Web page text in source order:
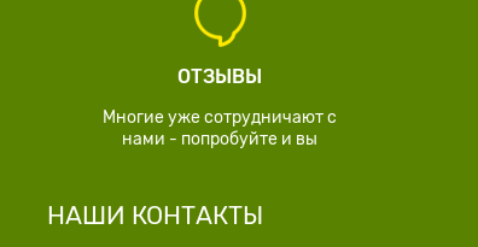
ОТЗЫВЫ
Многие уже сотрудничают с
нами - попробуйте и вы
НАШИ КОНТАКТЫ